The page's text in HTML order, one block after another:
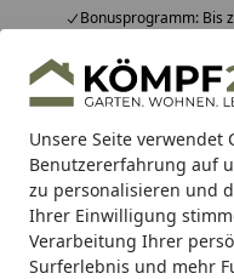
Unsere Seite verwendet
Benutzererfahrung auf
zu personalisieren und
Ihrer Einwilligung
Verarbeitung Ihrer
Surferlebnis und mehr
Bonusprogramm: Bis
Hotline07051 / 9 22 22
Mo-Fr. 8-16 Uhr
Alle Produkte
Alle Produkte
Skan Holz